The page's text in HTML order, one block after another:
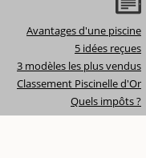
Avantages d'une piscine
5 idées reçues
3 modèles les plus vendus
Classement Piscinelle d'Or
Quels impôts ?